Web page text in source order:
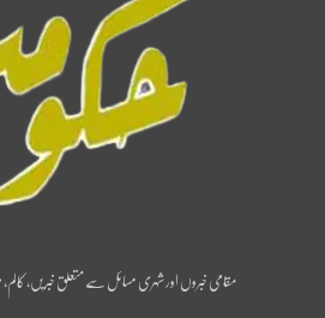
مقامی خبروں اور شہری مسائل سے متعلق خبریں،